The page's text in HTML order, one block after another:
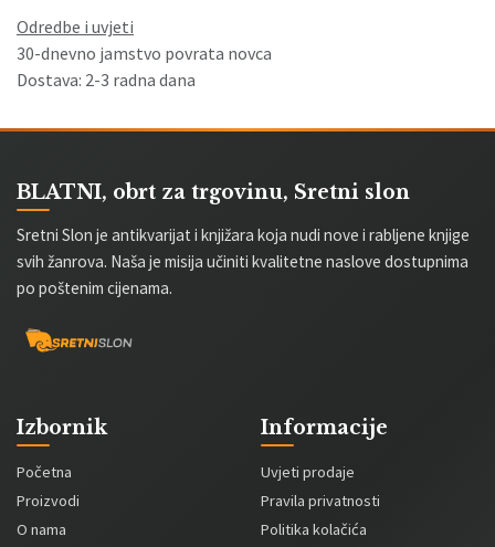
Odredbe i uvjeti
30-dnevno jamstvo povrata novca
Dostava: 2-3 radna dana
BLATNI, obrt za trgovinu, Sretni slon
Sretni Slon je antikvarijat i knjižara koja nudi nove i rabljene knjige
svih žanrova. Naša je misija učiniti kvalitetne naslove dostupnima
po poštenim cijenama.
Izbornik
Početna
Proizvodi
O nama
Informacije
Uvjeti prodaje
Pravila privatnosti
Politika kolačića